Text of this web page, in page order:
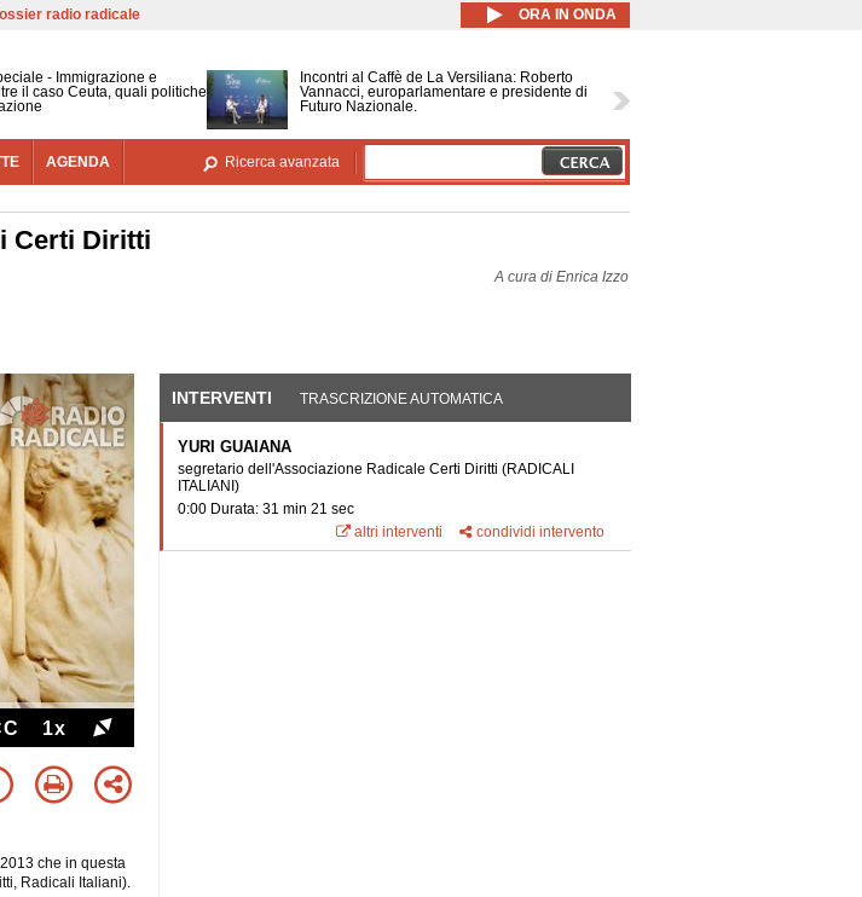
Salta al contenuto principale
radio radicale ORA IN ONDA
- Immigrazione e
il caso Ceuta, quali politiche
Incontri al Caffè de La Versiliana: Roberto
Vannacci, europarlamentare e presidente di
Futuro Nazionale.
AGENDA Ricerca avanzata
Certi Diritti
A cura di Enrica Izzo
1x
che in questa
Radicali Italiani).
INTERVENTI (SCHEDA ATTIVA)
TRASCRIZIONE AUTOMATICA
YURI GUAIANA
segretario dell'Associazione Radicale Certi Diritti (RADICALI
ITALIANI)
0:00 Durata: 31 min 21 sec
altri interventi
condividi intervento